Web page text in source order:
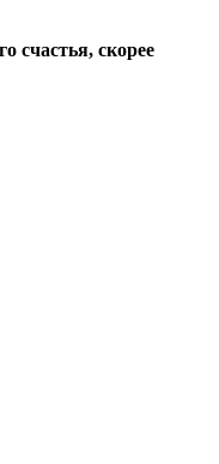
счастья, скорее